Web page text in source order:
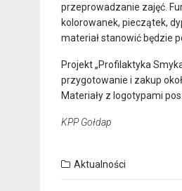
przeprowadzanie zajęć.
kolorowanek, pieczątek,
materiał stanowić będzie
Projekt „Profilaktyka
przygotowanie i zakup
Materiały z logotypami
KPP Gołdap
Aktualności